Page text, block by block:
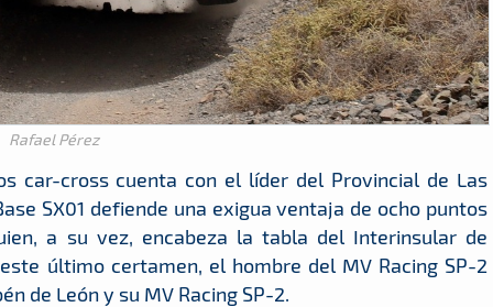
Rafael Pérez
car-cross cuenta con el líder del Provincial de Las
SX01 defiende una exigua ventaja de ocho puntos
a su vez, encabeza la tabla del Interinsular de
último certamen, el hombre del MV Racing SP-2
de León y su MV Racing SP-2.